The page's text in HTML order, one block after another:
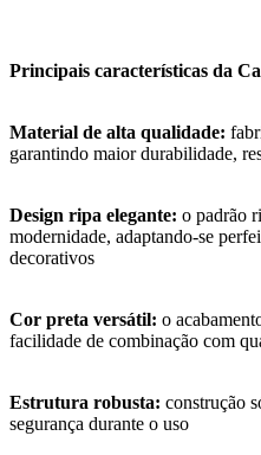
Principais características da
Material de alta qualidade:
garantindo maior durabilidade,
Design ripa elegante: o padrão
modernidade, adaptando-se
decorativos
Cor preta versátil: o
facilidade de combinação com
Estrutura robusta: construção
segurança durante o uso